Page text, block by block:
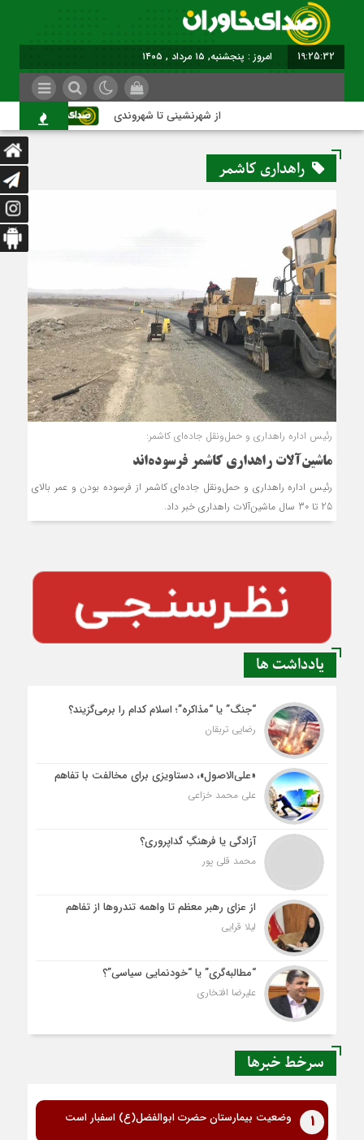
19:25:32 برابر با : Thursday - 6 August - 2026
از شهرنشینی تا شهروندی
راهداری کاشمر
رئیس اداره راهداری و حمل‌ونقل جاده‌ای کاشمر:
ماشین‌آلات راهداری کاشمر فرسوده‌اند
رئیس اداره راهداری و حمل‌ونقل جاده‌ای کاشمر از فرسوده بودن و عمر بالای
25 تا 30 سال ماشین‌آلات راهداری خبر داد.
یادداشت ها
“جنگ” یا “مذاکره”؛ اسلام کدام را برمی‌گزیند؟
رضایی تربقان
«علی‌الاصول»، دستاویزی برای مخالفت با تفاهم
علی محمد خزاعی
آزادگی یا فرهنگِ گداپروری؟
محمد قلی پور
از عزای رهبر معظم تا واهمه تندروها از تفاهم
لیلا قرایی
“مطالبه‌گری” یا “خودنمایی سیاسی”؟
علیرضا افتخاری
سرخط خبرها
1 وضعیت بیمارستان حضرت ابوالفضل(ع) اسفبار است